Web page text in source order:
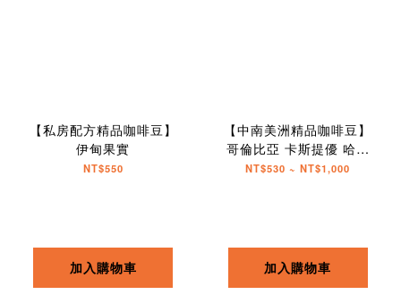
【私房配方精品咖啡豆】
伊甸果實
NT$550
加入購物車
【中南美洲精品咖啡豆】
哥倫比亞 卡斯提優 哈密
瓜樂
NT$530 ~ NT$1,000
加入購物車